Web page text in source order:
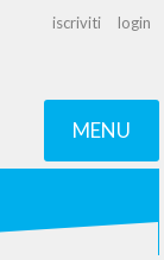
iscriviti login
MENU